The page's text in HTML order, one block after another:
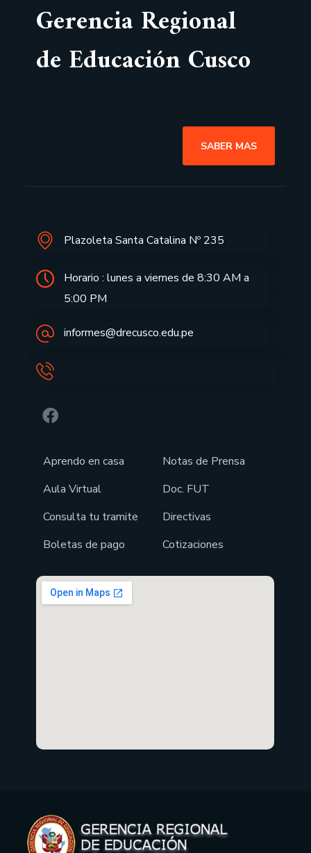
Gerencia Regional
de Educación Cusco
SABER MAS
Plazoleta Santa Catalina Nº 235
Horario : lunes a viernes de 8:30 AM a
5:00 PM
informes@drecusco.edu.pe
Aprendo en casa
Aula Virtual
Consulta tu tramite
Boletas de pago
Notas de Prensa
Doc. FUT
Directivas
Cotizaciones